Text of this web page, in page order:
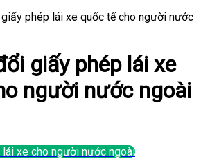
phép lái xe quốc tế cho người nước
giấy phép lái xe
người nước ngoài
xe cho người nước ngoài